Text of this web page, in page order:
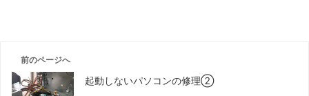
前のページへ
起動しないパソコンの修理②